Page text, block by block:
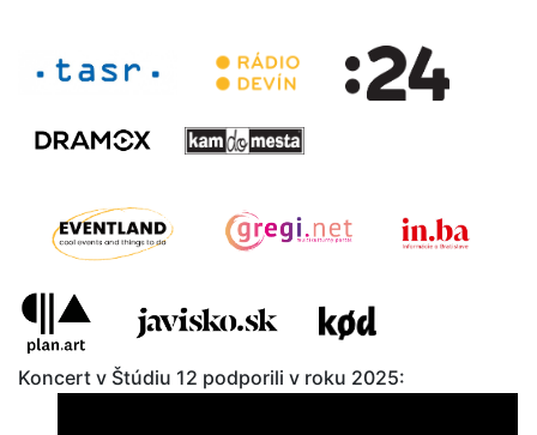
Koncert v Štúdiu 12 podporili v roku 2025: